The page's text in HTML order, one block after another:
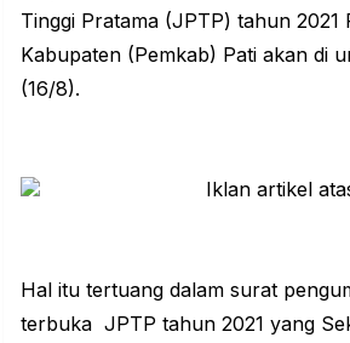
Tinggi Pratama (JPTP) tahun 2021
Kabupaten (Pemkab) Pati akan di
(16/8).
Hal itu tertuang dalam surat
terbuka JPTP tahun 2021 yang